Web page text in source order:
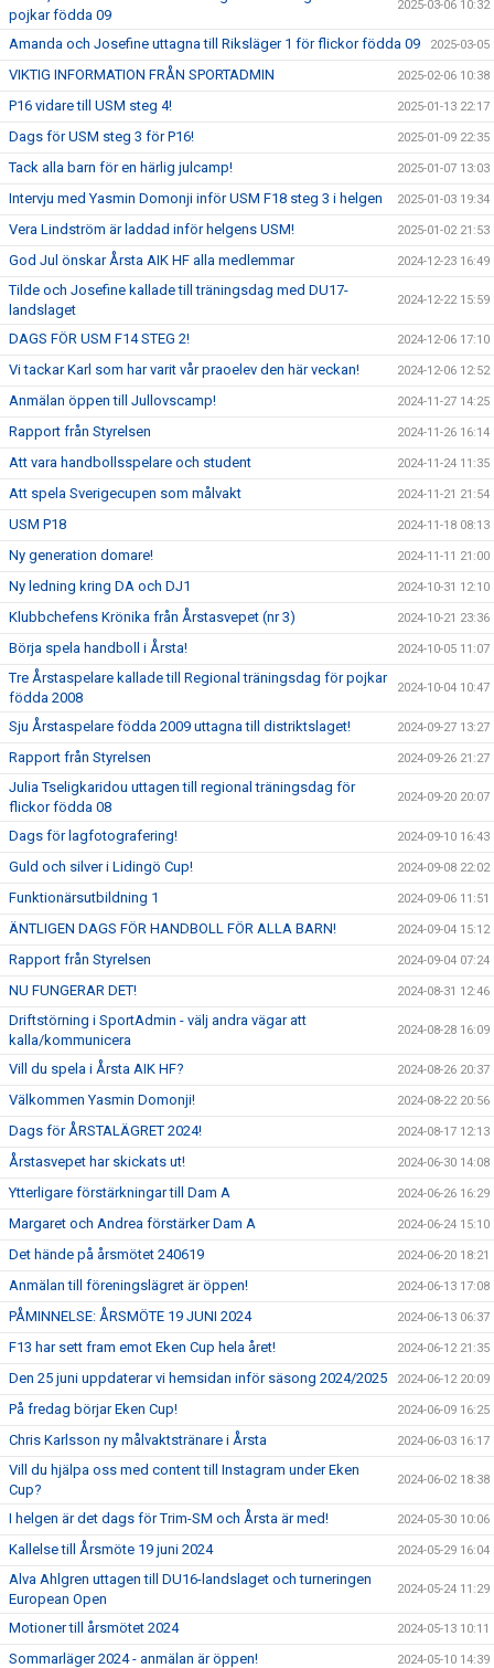
pojkar födda 09
2025-03-06 10:32
Amanda och Josefine uttagna till Riksläger 1 för flickor födda 09 2025-03-05
VIKTIG INFORMATION FRÅN SPORTADMIN 2025-02-06 10:38
P16 vidare till USM steg 4! 2025-01-13 22:17
Dags för USM steg 3 för P16! 2025-01-09 22:35
Tack alla barn för en härlig julcamp! 2025-01-07 13:03
Intervju med Yasmin Domonji inför USM F18 steg 3 i helgen 2025-01-03 19:34
Vera Lindström är laddad inför helgens USM! 2025-01-02 21:53
God Jul önskar Årsta AIK HF alla medlemmar 2024-12-23 16:49
Tilde och Josefine kallade till träningsdag med DU17-
landslaget
2024-12-22 15:59
DAGS FÖR USM F14 STEG 2! 2024-12-06 17:10
Vi tackar Karl som har varit vår praoelev den här veckan! 2024-12-06 12:52
Anmälan öppen till Jullovscamp! 2024-11-27 14:25
Rapport från Styrelsen 2024-11-26 16:14
Att vara handbollsspelare och student 2024-11-24 11:35
Att spela Sverigecupen som målvakt 2024-11-21 21:54
USM P18 2024-11-18 08:13
Ny generation domare! 2024-11-11 21:00
Ny ledning kring DA och DJ1 2024-10-31 12:10
Klubbchefens Krönika från Årstasvepet (nr 3) 2024-10-21 23:36
Börja spela handboll i Årsta! 2024-10-05 11:07
Tre Årstaspelare kallade till Regional träningsdag för pojkar
födda 2008
2024-10-04 10:47
Sju Årstaspelare födda 2009 uttagna till distriktslaget! 2024-09-27 13:27
Rapport från Styrelsen 2024-09-26 21:27
Julia Tseligkaridou uttagen till regional träningsdag för
flickor födda 08
2024-09-20 20:07
Dags för lagfotografering! 2024-09-10 16:43
Guld och silver i Lidingö Cup! 2024-09-08 22:02
Funktionärsutbildning 1 2024-09-06 11:51
ÄNTLIGEN DAGS FÖR HANDBOLL FÖR ALLA BARN! 2024-09-04 15:12
Rapport från Styrelsen 2024-09-04 07:24
NU FUNGERAR DET! 2024-08-31 12:46
Driftstörning i SportAdmin - välj andra vägar att
kalla/kommunicera
2024-08-28 16:09
Vill du spela i Årsta AIK HF? 2024-08-26 20:37
Välkommen Yasmin Domonji! 2024-08-22 20:56
Dags för ÅRSTALÄGRET 2024! 2024-08-17 12:13
Årstasvepet har skickats ut! 2024-06-30 14:08
Ytterligare förstärkningar till Dam A 2024-06-26 16:29
Margaret och Andrea förstärker Dam A 2024-06-24 15:10
Det hände på årsmötet 240619 2024-06-20 18:21
Anmälan till föreningslägret är öppen! 2024-06-13 17:08
PÅMINNELSE: ÅRSMÖTE 19 JUNI 2024 2024-06-13 06:37
F13 har sett fram emot Eken Cup hela året! 2024-06-12 21:35
Den 25 juni uppdaterar vi hemsidan inför säsong 2024/2025 2024-06-12 20:09
På fredag börjar Eken Cup! 2024-06-09 16:25
Chris Karlsson ny målvaktstränare i Årsta 2024-06-03 16:17
Vill du hjälpa oss med content till Instagram under Eken
Cup?
2024-06-02 18:38
I helgen är det dags för Trim-SM och Årsta är med! 2024-05-30 10:06
Kallelse till Årsmöte 19 juni 2024 2024-05-29 16:04
Alva Ahlgren uttagen till DU16-landslaget och turneringen
European Open
2024-05-24 11:29
Motioner till årsmötet 2024 2024-05-13 10:11
Sommarläger 2024 - anmälan är öppen! 2024-05-10 14:39